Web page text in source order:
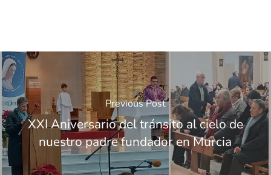
Previous Post
XXI Aniversario del tránsito al cielo de
nuestro padre fundador en Murcia